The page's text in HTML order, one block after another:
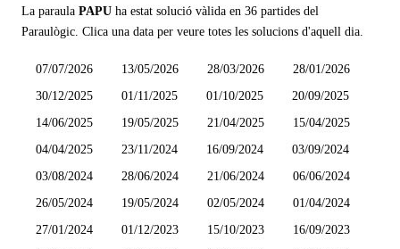
La paraula PAPU ha estat solució vàlida en 36 partides del
Paraulògic. Clica una data per veure totes les solucions d'aquell dia.
07/07/2026 13/05/2026 28/03/2026
28/01/2026
30/12/2025
01/11/2025 01/10/2025
20/09/2025
14/06/2025
19/05/2025 21/04/2025
15/04/2025
04/04/2025
23/11/2024 16/09/2024
03/09/2024
03/08/2024
28/06/2024 21/06/2024
06/06/2024
26/05/2024
19/05/2024 02/05/2024
01/04/2024
27/01/2024
01/12/2023 15/10/2023
16/09/2023